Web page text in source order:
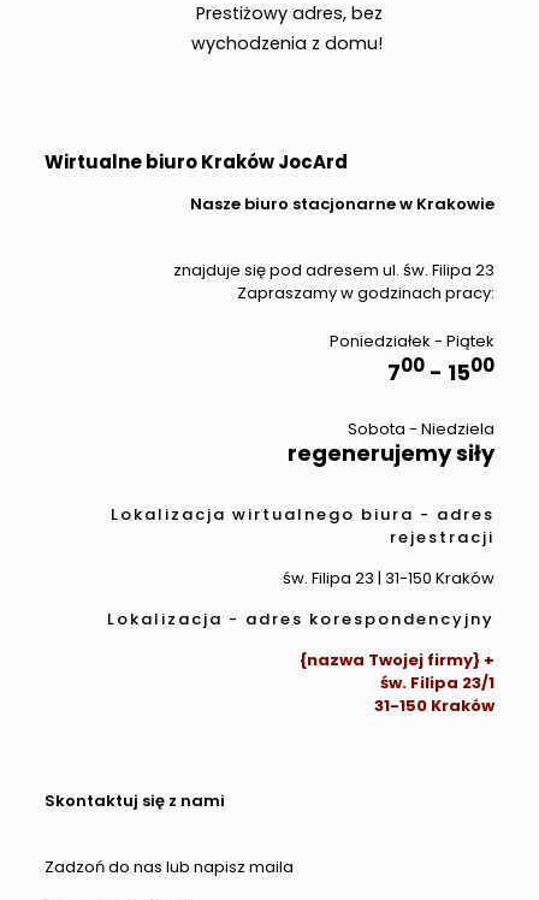
Prestiżowy adres, bez
wychodzenia z domu!
Wirtualne biuro Kraków JocArd
Nasze biuro stacjonarne w Krakowie
znajduje się pod adresem ul. św. Filipa 23
Zapraszamy w godzinach pracy:
Poniedziałek - Piątek
700 - 1500
Sobota - Niedziela
regenerujemy siły
Lokalizacja wirtualnego biura - adres
rejestracji
św. Filipa 23 | 31-150 Kraków
Lokalizacja - adres korespondencyjny
{nazwa Twojej firmy} +
św. Filipa 23/1
31-150 Kraków
Skontaktuj się z nami
Zadzoń do nas lub napisz maila